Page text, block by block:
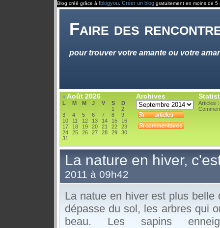
Blog créé grâce à Iblogyou Créer un blog gratuitement en moins de 5
Faire des
pour trouver votre amante ou votre
« Août 2026
L M M J V S
D
1
2
3
4 5 6 7 8
9
10
11 12 13 14 15
16
17
18 19 20 21 22
23
24
25 26 27 28 29
30
31
Archives
Articles :
La nature en hiver,
2011 à 09h42
La natue en hiver est plus
dépasse du sol, les arbres qui
beau. Les sapins